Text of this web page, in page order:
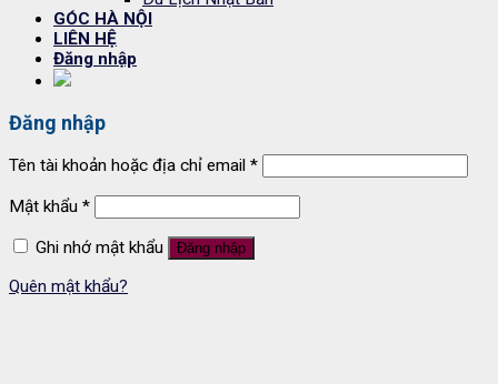
GÓC HÀ NỘI
LIÊN HỆ
Đăng nhập
Đăng nhập
Tên tài khoản hoặc địa chỉ email *
Mật khẩu *
Ghi nhớ mật khẩu Đăng nhập
Quên mật khẩu?